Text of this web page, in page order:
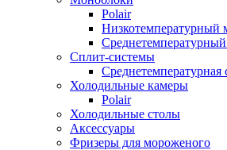
Polair
Низкотемпературный
Сплит-системы
Среднетемпературная
Холодильные камеры
Polair
Холодильные столы
Аксессуары
Фризеры для мороженого